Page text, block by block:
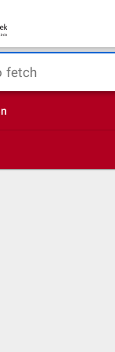
fetch